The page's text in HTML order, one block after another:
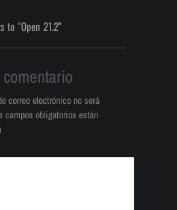
to "Open 21.2"
correo electrónico no será
campos obligatorios están